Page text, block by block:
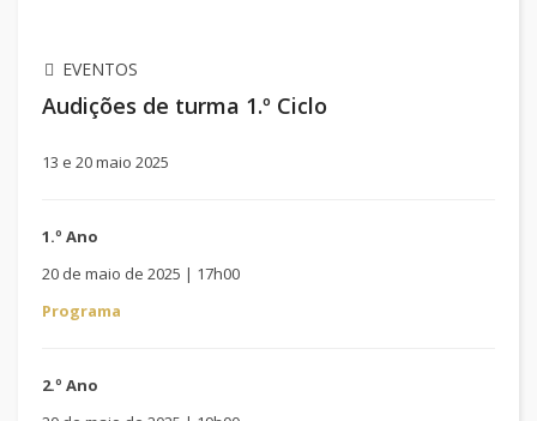
EVENTOS
Audições de turma 1.º Ciclo
13 e 20 maio 2025
1.º Ano
20 de maio de 2025 | 17h00
Programa
2.º Ano